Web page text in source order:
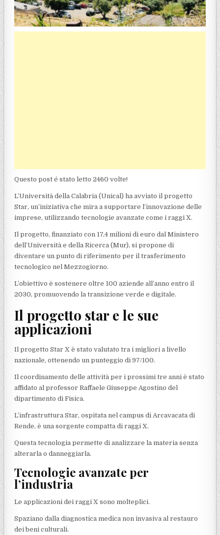
Questo post é stato letto 2460 volte!
L’Università della Calabria (Unical) ha avviato il progetto
Star, un’iniziativa che mira a supportare l’innovazione delle
imprese, utilizzando tecnologie avanzate come i raggi X.
Il progetto, finanziato con 17,4 milioni di euro dal Ministero
dell’Università e della Ricerca (Mur), si propone di
diventare un punto di riferimento per il trasferimento
tecnologico nel Mezzogiorno.
L’obiettivo è sostenere oltre 100 aziende all’anno entro il
2030, promuovendo la transizione verde e digitale.
Il progetto star e le sue
applicazioni
Il progetto Star X è stato valutato tra i migliori a livello
nazionale, ottenendo un punteggio di 97/100.
Il coordinamento delle attività per i prossimi tre anni è stato
affidato al professor Raffaele Giuseppe Agostino del
dipartimento di Fisica.
L’infrastruttura Star, ospitata nel campus di Arcavacata di
Rende, è una sorgente compatta di raggi X.
Questa tecnologia permette di analizzare la materia senza
alterarla o danneggiarla.
Tecnologie avanzate per
l’industria
Le applicazioni dei raggi X sono molteplici.
Spaziano dalla diagnostica medica non invasiva al restauro
dei beni culturali.